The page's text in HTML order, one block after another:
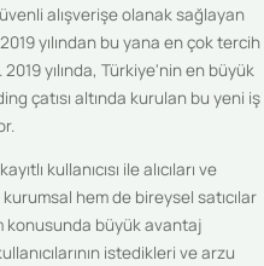
alışverişe olanak sağlayan
yılından bu yana en çok tercih
yılında, Türkiye'nin en büyük
çatısı altında kurulan bu yeni iş
kullanıcısı ile alıcıları ve
hem de bireysel satıcılar
konusunda büyük avantaj
istedikleri ve arzu